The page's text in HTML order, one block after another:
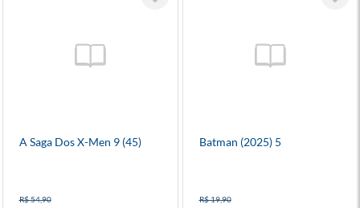
A Saga Dos X-Men 9 (45)
R$ 54,90
Batman (2025) 5
R$ 19,90